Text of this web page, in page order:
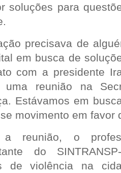
soluções para
precisava de
em busca de
com a presidente
uma reunião na
Estávamos em
movimento em favor
a reunião, o
do
de violência na